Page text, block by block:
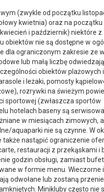
(zwykle od początku
kwietnia) oraz na początku
i październik) niektóre z
obiektów nie są dostępne w
dla ograniczonym zakresie ze
lub małą liczbę
obiektów plażowych i
i leżaki, pomosty
rozrywki na świeżym
sportowej (zwłaszcza sportów
hotelach baseny są
w miesiącach zimowych, a
aquaparki nie są czynne. W
także nastąpić ograniczenie
restauracji z przekąskami i
godzin obsługi, zamiast
w formie menu. Wieczorne
odwołane lub zostaną
Minikluby często nie